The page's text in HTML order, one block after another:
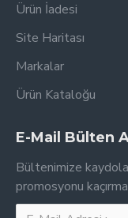
Ürün İadesi
Site Haritası
Markalar
Ürün Kataloğu
E-Mail Bülten
Bültenimize
promosyonu